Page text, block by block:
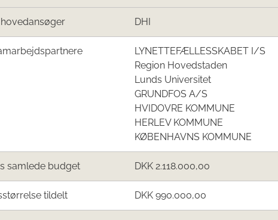
DHI
LYNETTEFÆLLESSKABET I/S
Region Hovedstaden
Lunds Universitet
GRUNDFOS A/S
HVIDOVRE KOMMUNE
HERLEV KOMMUNE
KØBENHAVNS KOMMUNE
samlede budget DKK 2.118.000,00
tildelt DKK 990.000,00